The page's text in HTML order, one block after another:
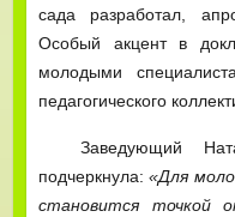
сада разработал,
Особый акцент в
молодыми
педагогического
Заведующий
подчеркнула:«Для
становится точкой